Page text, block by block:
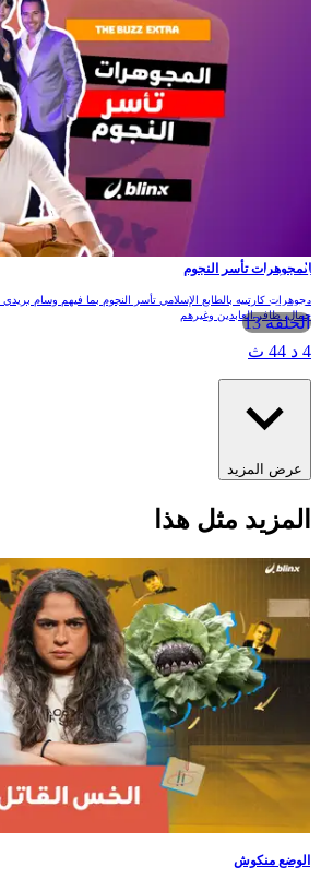
الحلقة 13
المجوهرات تأسر النجوم
مجوهرات كارتييه بالطابع الإسلامي تأسر النجوم بما فيهم وسام
جمال، ظافر العابدين وغيرهم
عرض المزيد
المزيد مثل هذا
الوضع منكوش